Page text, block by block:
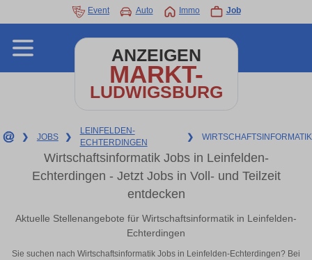
Event Auto Immo Job
ANZEIGEN
MARKT-
LUDWIGSBURG
❯ JOBS ❯
LEINFELDEN-
ECHTERDINGEN
❯ WIRTSCHAFTSINFORMATIK
Wirtschaftsinformatik Jobs in Leinfelden-
Echterdingen - Jetzt Jobs in Voll- und Teilzeit
entdecken
Aktuelle Stellenangebote für Wirtschaftsinformatik in Leinfelden-
Echterdingen
Sie suchen nach Wirtschaftsinformatik Jobs in Leinfelden-Echterdingen? Bei